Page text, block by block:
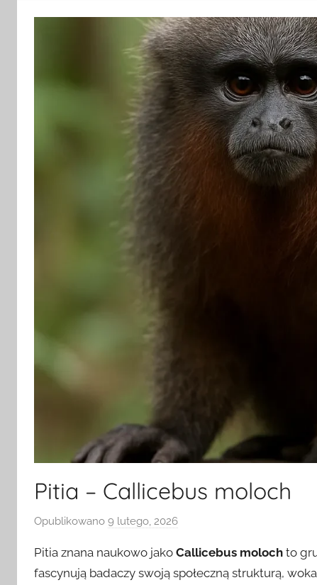
Pitia – Callicebus moloch
Opublikowano 9 lutego, 2026
z
e
Pitia znana naukowo jako Callicebus moloch to
fascynują badaczy swoją społeczną strukturą,